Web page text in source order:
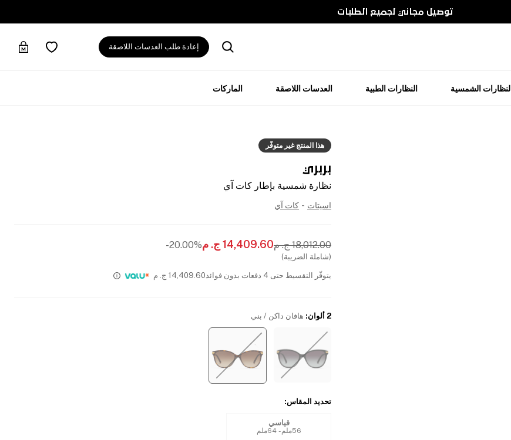
توصيل مجاني لجميع الطلبات
إعادة طلب العدسات اللاصقة
النظارات الشمسية النظارات الطبية العدسات اللاصقة الماركات
هذا المنتج غير متوفّر
بربري
نظارة شمسية بإطار كات آي
اسيتات - كات آي
18,012.00 ج. م14,409.60 ج. م20.00%-
(شاملة الضريبة)
يتوفّر التقسيط حتى 4 دفعات بدون فوائد 14,409.60 ج. م
2 ألوان : هافان داكن / بني
تحديد المقاس:
قياسي
56ملم - 64ملم